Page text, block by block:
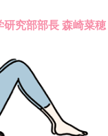
研究部部長 森崎菜穂